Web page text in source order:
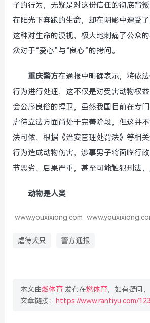
子的行为，无疑是对这份信任的彻底背
在阳光下奔跑的生命，却在阴影中遭受了
这种对生命的漠视，极大地刺痛了公众
众对于“爱心”与“良心”的拷问。
重庆警方在通报中明确表示，将依
行为进行处理，这不仅是对受害动物权
会公序良俗的捍卫，虽然我国目前在专
虐待立法方面尚处于完善阶段，但这并
法可依，根据《治安管理处罚法》等相
行为造成动物伤害，涉事男子将面临行
节恶劣、后果严重，甚至可能触犯刑法，
动物是人类
www.youxixiong.com
虐待犬只 警方通报
本文由燃体育 发布在燃体育，如有疑问
文章链接：
https://www.rantiyu.com/